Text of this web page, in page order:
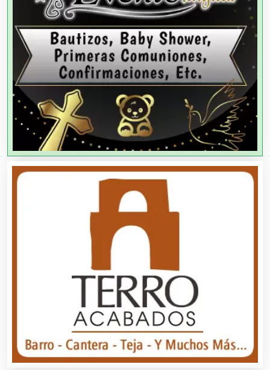
Agricultores
Agricultura y Ganadería
Agua Purificada
Aire Acondicionado
Alimentos
Almacenaje
Alquiler de Autos